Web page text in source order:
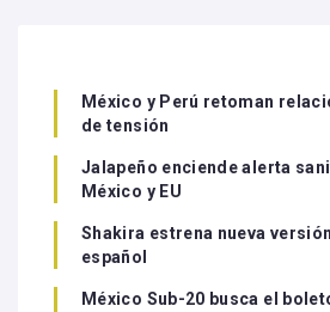
México y Perú retoman
de tensión
Jalapeño enciende alerta
México y EU
Shakira estrena nueva
español
México Sub-20 busca el